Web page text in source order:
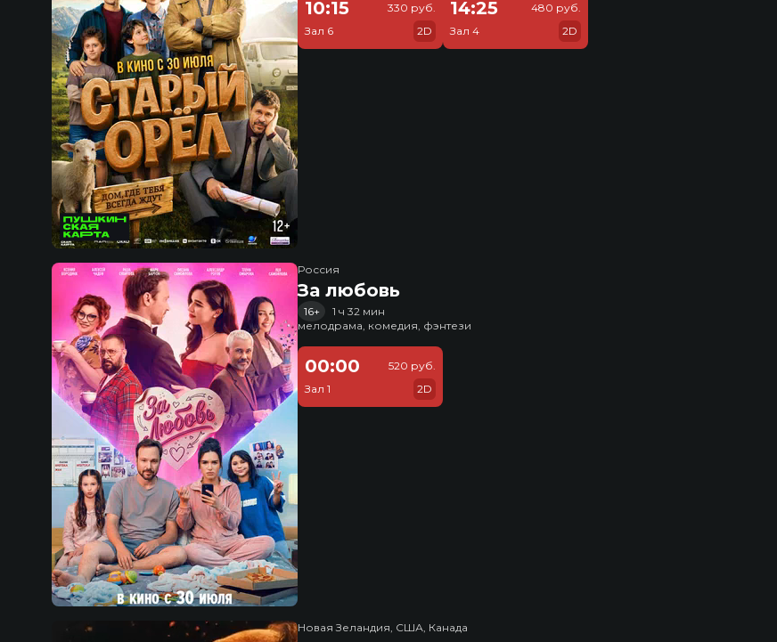
10:15
Зал 6
330 руб.
2D
14:25
Зал 4
480 руб.
2D
Россия
За любовь
16+
1 ч 32 мин
мелодрама, комедия, фэнтези
00:00
Зал 1
520 руб.
2D
Новая Зеландия, США, Канада